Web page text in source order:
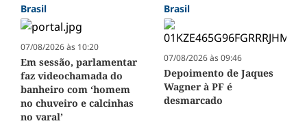
Brasil
07/08/2026 às 10:20
Em sessão, parlamentar
faz videochamada do
banheiro com ‘homem
no chuveiro e calcinhas
no varal’
Brasil
07/08/2026 às 09:46
Depoimento de Jaques
Wagner à PF é
desmarcado